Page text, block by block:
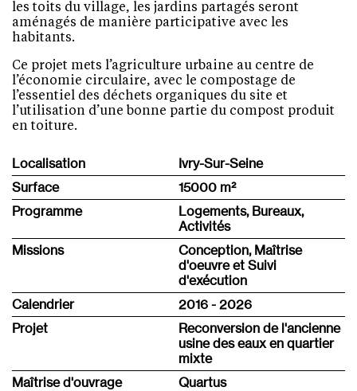
les toits du village, les jardins partagés seront
aménagés de manière participative avec les
habitants.
Ce projet mets l’agriculture urbaine au centre de
l’économie circulaire, avec le compostage de
l’essentiel des déchets organiques du site et
l’utilisation d’une bonne partie du compost produit
en toiture.
Localisation
Ivry-Sur-Seine
Surface
15000 m²
Programme
Logements, Bureaux,
Activités
Missions
Conception, Maîtrise
d'oeuvre et Suivi
d'exécution
Calendrier
2016 - 2026
Projet
Reconversion de l'ancienne
usine des eaux en quartier
mixte
Maîtrise d'ouvrage
Quartus